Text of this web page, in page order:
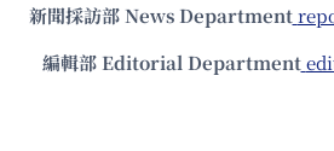
新聞採訪部 News Department
編輯部 Editorial Department